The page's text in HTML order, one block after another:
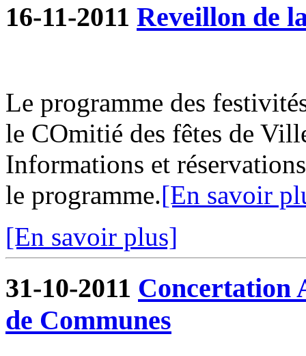
16-11-2011 Reveillon de
Le programme des
le COmitié des fêtes de
Informations et
le programme.[En savoir
[En savoir plus]
31-10-2011 Concertation
de Communes